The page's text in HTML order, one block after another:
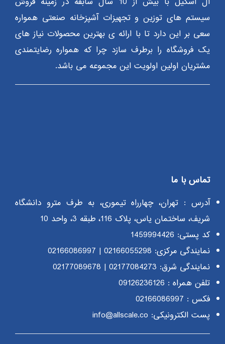
سیستم های توزین و تجهیزات آشپزخانه صنعتی همواره
سعی بر این دارد تا با ارائه ی بهترین محصولات نیاز های
یک فروشگاه را برطرف سازد چرا که همواره رضایتمندی
مشتریان اولین اولویت این مجموعه می باشد.
تماس با ما
آدرس : تهران، چهارراه تیموری، به طرف مترو دانشگاه
شریف، ساختمان یاس، پلاک 116، طبقه 3، واحد 10
کد پستی: 1459994426
نمایندگی مرکزی: 02166055298
|
02166086997
نمایندگی شرق: 02177084273
|
02177089678
تلفن همراه : 09126236126
فکس : 02166086997
پست الکترونیکی: info@allscale.co